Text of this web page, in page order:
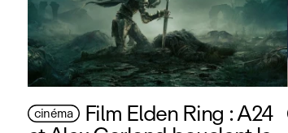
cinéma Film Elden Ring : A24